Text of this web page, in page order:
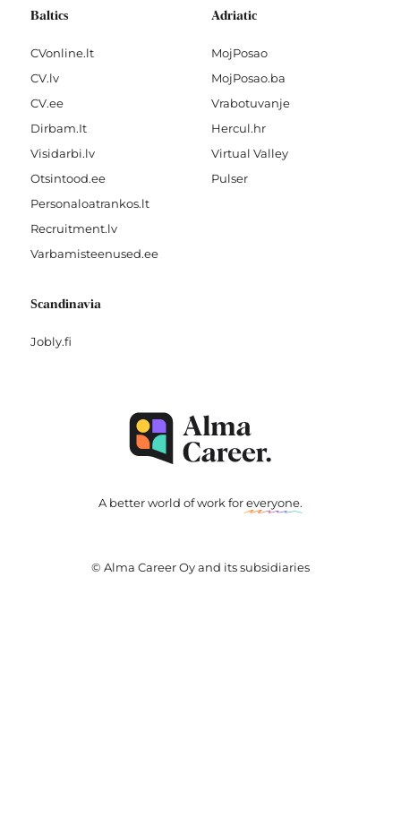
Baltics
CVonline.lt
CV.lv
CV.ee
Dirbam.It
Visidarbi.lv
Otsintood.ee
Personaloatrankos.lt
Recruitment.lv
Varbamisteenused.ee
Adriatic
MojPosao
MojPosao.ba
Vrabotuvanje
Hercul.hr
Virtual Valley
Pulser
Scandinavia
Jobly.fi
A better world of work foreveryone.
© Alma Career Oy and its subsidiaries